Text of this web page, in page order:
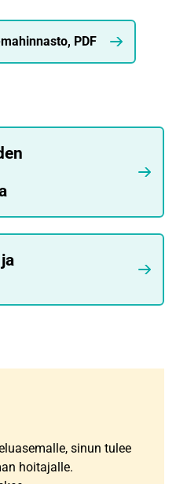
PDF
sinun tulee
hoitajalle.